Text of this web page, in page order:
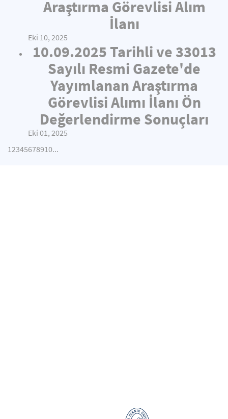
Araştırma Görevlisi Alım
İlanı
Eki 10, 2025
10.09.2025 Tarihli ve 33013
Sayılı Resmi Gazete'de
Yayımlanan Araştırma
Görevlisi Alımı İlanı Ön
Değerlendirme Sonuçları
Eki 01, 2025
12345678910...